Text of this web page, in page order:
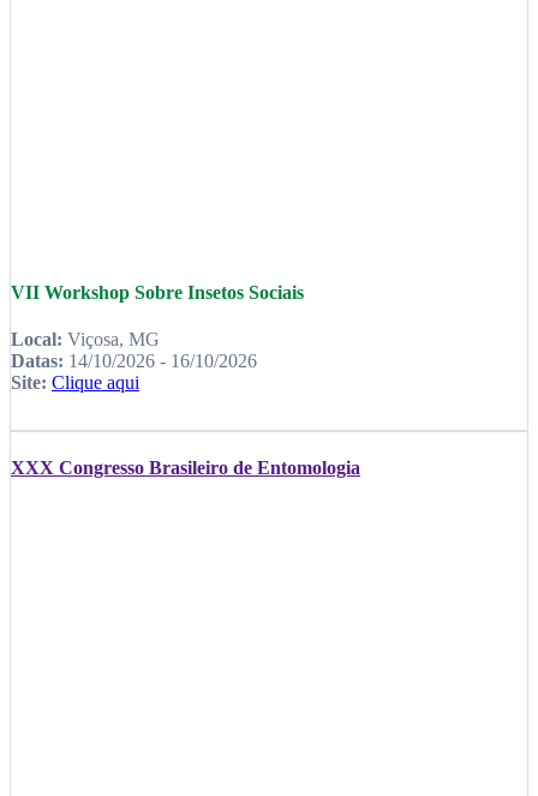
VII Workshop Sobre Insetos Sociais
Local: Viçosa, MG
Datas: 14/10/2026 - 16/10/2026
Site: Clique aqui
XXX Congresso Brasileiro de Entomologia